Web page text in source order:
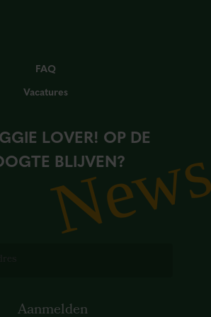
FAQ
Vacatures
LOVER! OP DE
BLIJVEN?